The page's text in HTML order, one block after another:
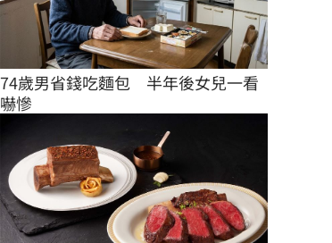
74歲男省錢吃麵包　半年後女兒一看
嚇慘